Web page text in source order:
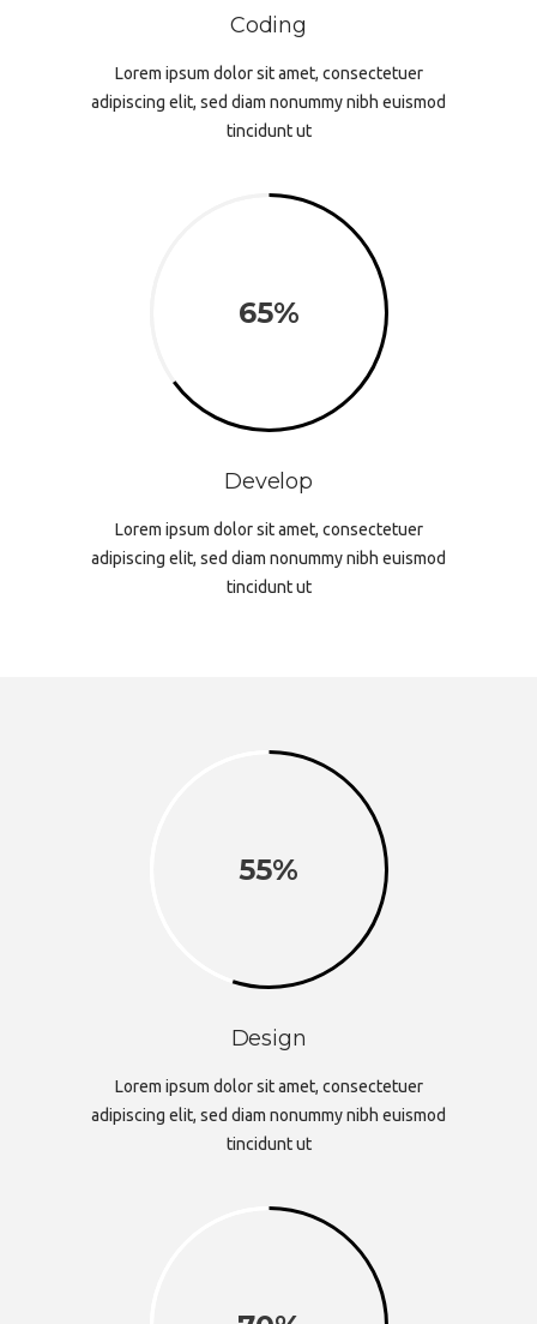
Coding
Lorem ipsum dolor sit amet, consectetuer
adipiscing elit, sed diam nonummy nibh euismod
tincidunt ut
65
Develop
Lorem ipsum dolor sit amet, consectetuer
adipiscing elit, sed diam nonummy nibh euismod
tincidunt ut
55
Design
Lorem ipsum dolor sit amet, consectetuer
adipiscing elit, sed diam nonummy nibh euismod
tincidunt ut